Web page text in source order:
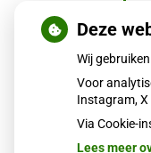
Deze
Wij
Voor
Instagram,
Via Cookie-
Lees meer